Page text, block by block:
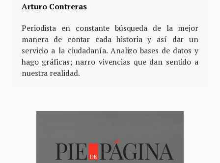
Arturo Contreras
Periodista en constante búsqueda de la mejor
manera de contar cada historia y así dar un
servicio a la ciudadanía. Analizo bases de datos y
hago gráficas; narro vivencias que dan sentido a
nuestra realidad.